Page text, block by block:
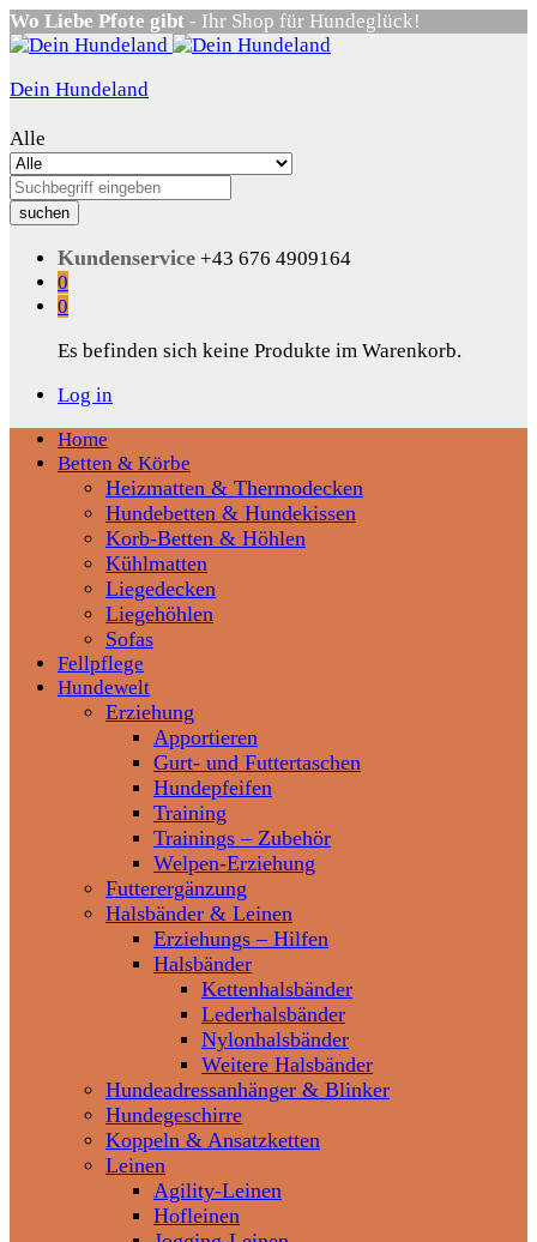
Wo Liebe Pfote gibt - Ihr Shop für Hundeglück!
Dein Hundeland
Alle
suchen
Kundenservice +43 676 4909164
0
0
Es befinden sich keine Produkte im Warenkorb.
Log in
Home
Betten & Körbe
Heizmatten & Thermodecken
Hundebetten & Hundekissen
Korb-Betten & Höhlen
Kühlmatten
Liegedecken
Liegehöhlen
Sofas
Fellpflege
Hundewelt
Erziehung
Apportieren
Gurt- und Futtertaschen
Hundepfeifen
Training
Trainings – Zubehör
Welpen-Erziehung
Futterergänzung
Halsbänder & Leinen
Erziehungs – Hilfen
Halsbänder
Kettenhalsbänder
Lederhalsbänder
Nylonhalsbänder
Weitere Halsbänder
Hundeadressanhänger & Blinker
Hundegeschirre
Koppeln & Ansatzketten
Leinen
Agility-Leinen
Hofleinen